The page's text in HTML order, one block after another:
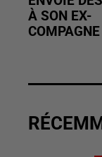
À SON EX-